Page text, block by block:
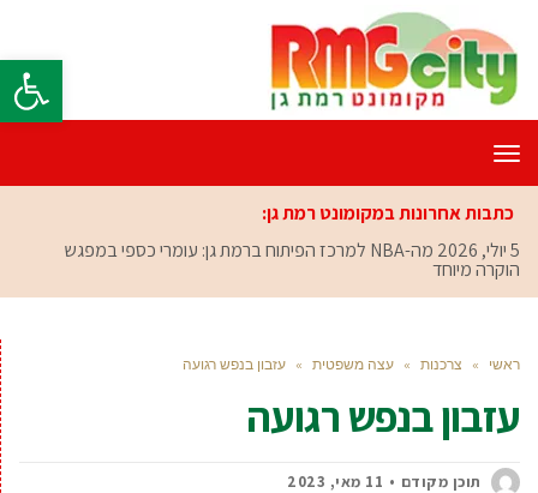
פתח
תפריט
כתבות אחרונות במקומונט רמת גן:
5 יולי, 2026
מה-NBA למרכז הפיתוח ברמת גן: עומרי כספי במפגש
הוקרה מיוחד
ראשי » צרכנות » עצה משפטית » עזבון בנפש רגועה
עזבון בנפש רגועה
תוכן מקודם 11 מאי, 2023